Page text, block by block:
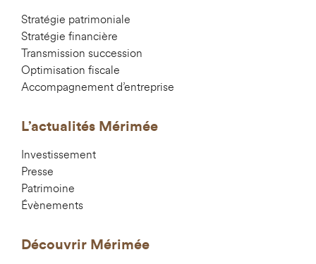
Stratégie patrimoniale
Stratégie financière
Transmission succession
Optimisation fiscale
Accompagnement d’entreprise
L’actualités Mérimée
Investissement
Presse
Patrimoine
Évènements
Découvrir Mérimée